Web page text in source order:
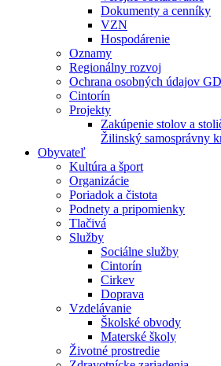
Dokumenty a cenníky
VZN
Hospodárenie
Oznamy
Regionálny rozvoj
Ochrana osobných údajov
Cintorín
Projekty
Zakúpenie stolov a
Žilinský samosprávny
Obyvateľ
Kultúra a šport
Organizácie
Poriadok a čistota
Podnety a pripomienky
Tlačivá
Služby
Sociálne služby
Cintorín
Cirkev
Doprava
Vzdelávanie
Školské obvody
Materské školy
Životné prostredie